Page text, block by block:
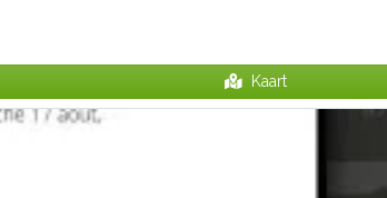
Kaart